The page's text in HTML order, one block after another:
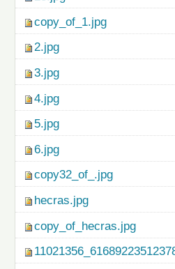
copy_of_1.jpg
2.jpg
3.jpg
4.jpg
5.jpg
6.jpg
copy32_of_.jpg
hecras.jpg
copy_of_hecras.jpg